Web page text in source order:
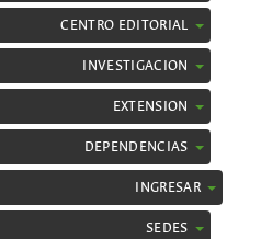
CENTRO EDITORIAL
INVESTIGACION
EXTENSION
DEPENDENCIAS
INGRESAR
SEDES